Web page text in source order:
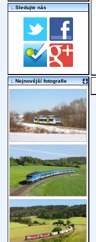
:. Sledujte nás
:. Nejnovější fotografie